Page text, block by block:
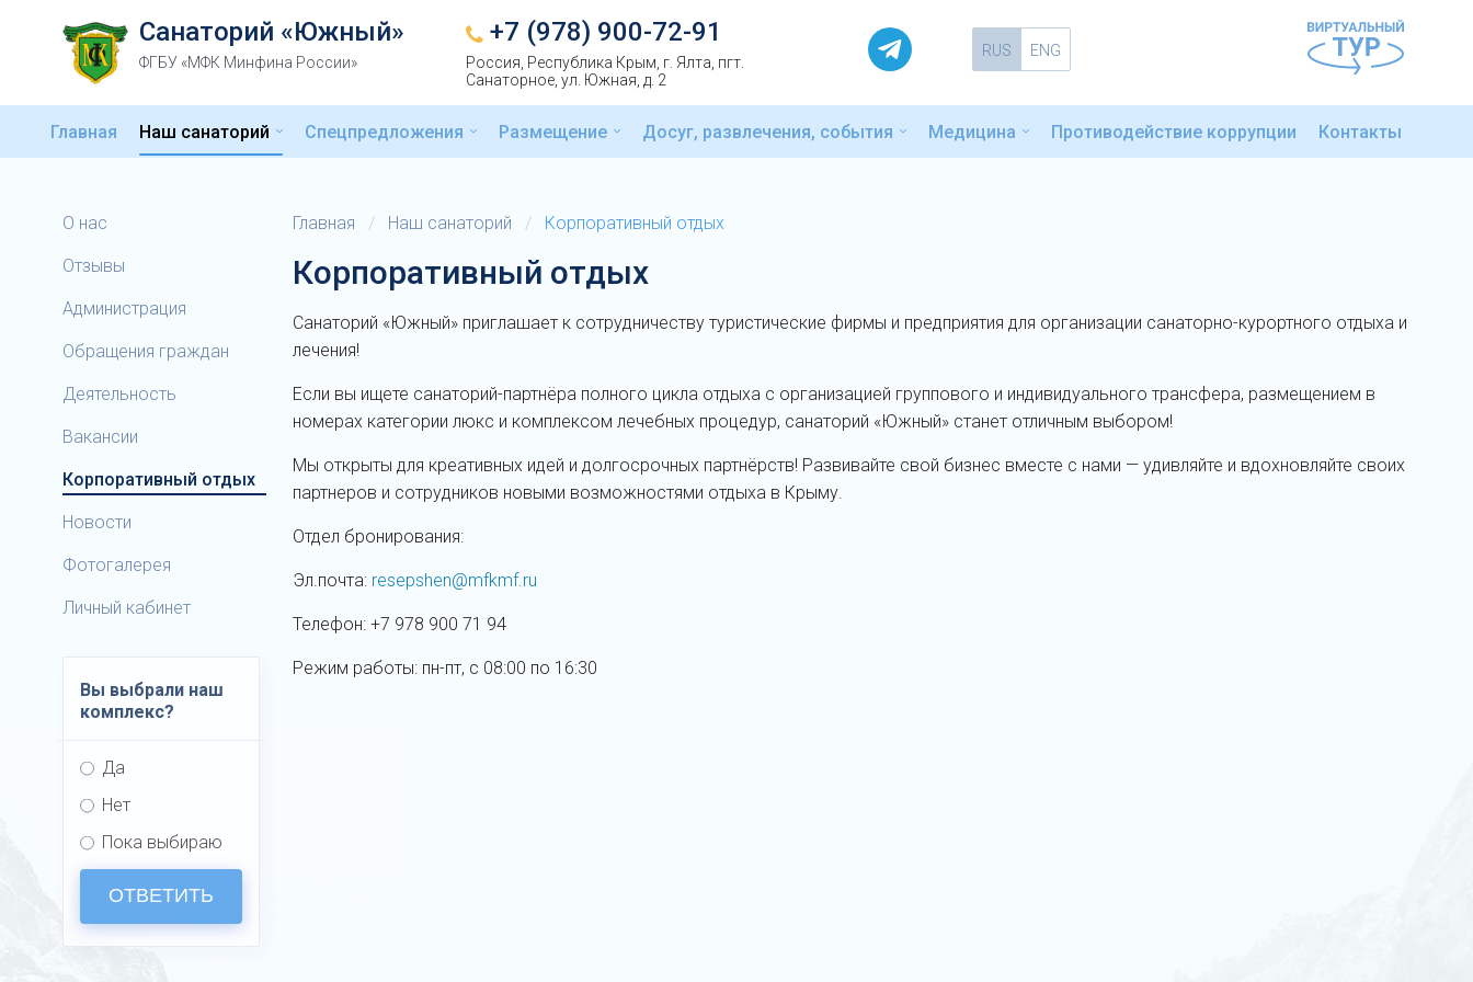
Санаторий «Южный»
ФГБУ «МФК Минфина России»
+7 (978) 900-72-91
Россия, Республика Крым, г. Ялта, пгт.
Санаторное, ул. Южная, д. 2
RUS ENG
Главная Наш санаторий Спецпредложения Размещение Досуг, развлечения, события Медицина Противодействие коррупции Контакты
О нас
Отзывы
Администрация
Обращения граждан
Деятельность
Вакансии
Корпоративный отдых
Новости
Фотогалерея
Личный кабинет
Вы выбрали наш
комплекс?
Да
Нет
Пока выбираю
ОТВЕТИТЬ
Главная / Наш санаторий / Корпоративный отдых
Корпоративный отдых
Санаторий «Южный» приглашает к сотрудничеству туристические фирмы и предприятия для организации санаторно-курортного отдыха и
лечения!
Если вы ищете санаторий-партнёра полного цикла отдыха с организацией группового и индивидуального трансфера, размещением в
номерах категории люкс и комплексом лечебных процедур, санаторий «Южный» станет отличным выбором!
Мы открыты для креативных идей и долгосрочных партнёрств! Развивайте свой бизнес вместе с нами — удивляйте и вдохновляйте своих
партнеров и сотрудников новыми возможностями отдыха в Крыму.
Отдел бронирования:
Эл.почта: resepshen@mfkmf.ru
Телефон: +7 978 900 71 94
Режим работы: пн-пт, с 08:00 по 16:30